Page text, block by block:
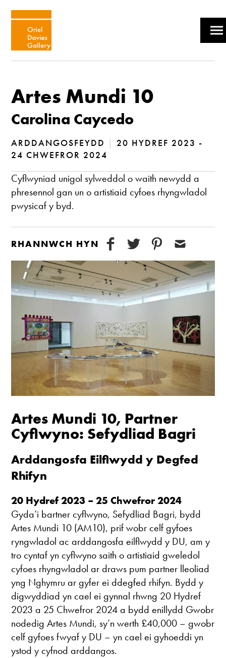
Artes Mundi 10
Carolina Caycedo
ARDDANGOSFEYDD | 20 HYDREF 2023 -
24 CHWEFROR 2024
Cyflwyniad unigol sylweddol o waith newydd a
phresennol gan un o artistiaid cyfoes rhyngwladol
pwysicaf y byd.
RHANNWCH HYN
Artes Mundi 10, Partner
Cyflwyno: Sefydliad Bagri
Arddangosfa Eilflwydd y Degfed
Rhifyn
20 Hydref 2023 – 25 Chwefror 2024
Gyda’i bartner cyflwyno, Sefydliad Bagri, bydd
Artes Mundi 10 (AM10), prif wobr celf gyfoes
ryngwladol ac arddangosfa eilflwydd y DU, am y
tro cyntaf yn cyflwyno saith o artistiaid gweledol
cyfoes rhyngwladol ar draws pum partner lleoliad
yng Nghymru ar gyfer ei ddegfed rhifyn. Bydd y
digwyddiad yn cael ei gynnal rhwng 20 Hydref
2023 a 25 Chwefror 2024 a bydd enillydd Gwobr
nodedig Artes Mundi, sy’n werth £40,000 – gwobr
celf gyfoes fwyaf y DU – yn cael ei gyhoeddi yn
ystod y cyfnod arddangos.